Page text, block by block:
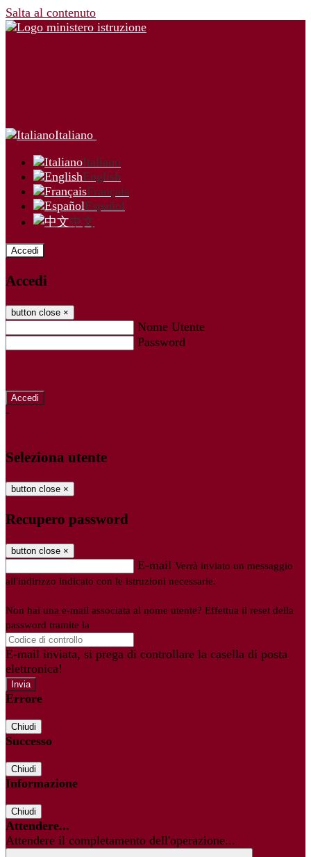
Salta al contenuto
Italiano
Italiano
English
Français
Español
中文
Accedi
Accedi
button close ×
Nome Utente
Password
-
Seleziona utente
button close ×
Recupero password
button close ×
E-mail Verrà inviato un messaggio
all'indirizzo indicato con le istruzioni necessarie.
Non hai una e-mail associata al nome utente? Effettua il reset della
password tramite la
E-mail inviata, si prega di controllare la casella di posta
elettronica!
Errore
Chiudi
Successo
Chiudi
Informazione
Chiudi
Attendere...
Attendere il completamento dell'operazione...